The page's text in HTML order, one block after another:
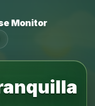
Monitor